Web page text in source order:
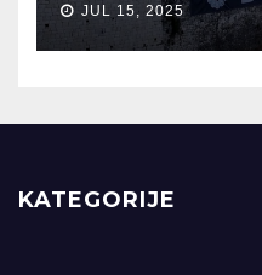
JUL 15, 2025
KATEGORIJE